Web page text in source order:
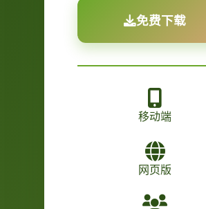
免费下载
移动端
网页版